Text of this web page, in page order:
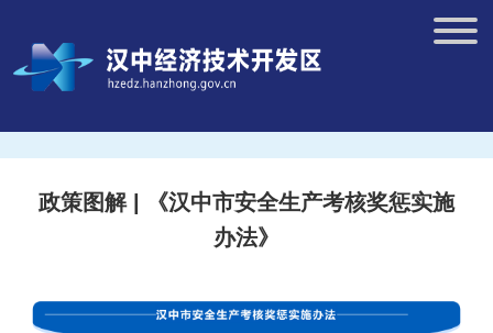
政策图解 | 《汉中市安全生产考核奖惩实施
办法》